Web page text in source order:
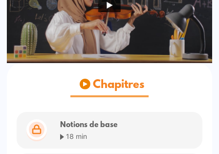
Chapitres
Notions de base
18 min